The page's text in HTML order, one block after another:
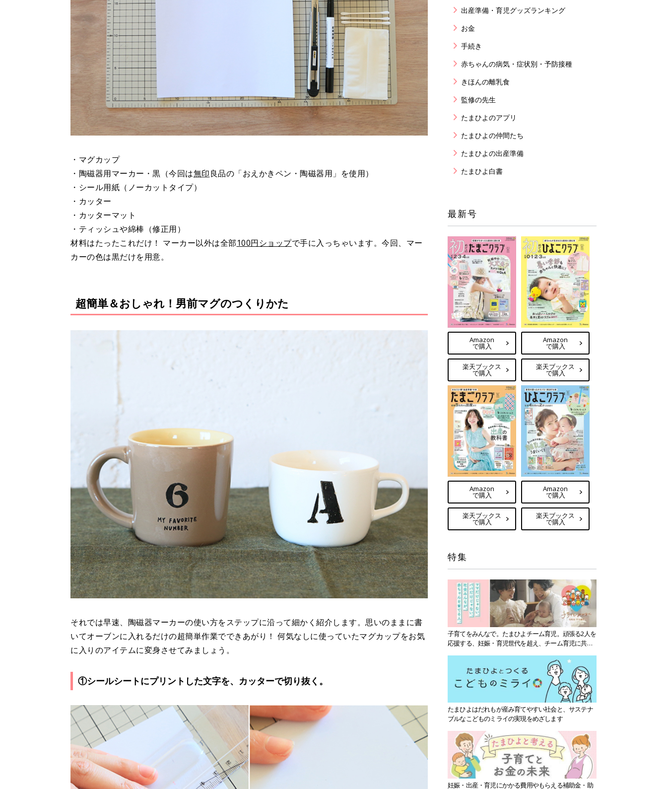
・マグカップ
・陶磁器用マーカー・黒（今回は無印良品の「おえかきペン・陶磁器用」を使用）
・シール用紙（ノーカットタイプ）
・カッター
・カッターマット
・ティッシュや綿棒（修正用）
材料はたったこれだけ！ マーカー以外は全部100円ショップで手に入っちゃいます。今回、マー
カーの色は黒だけを用意。
超簡単＆おしゃれ！男前マグのつくりかた
それでは早速、陶磁器マーカーの使い方をステップに沿って細かく紹介します。思いのままに書
いてオーブンに入れるだけの超簡単作業でできあがり！ 何気なしに使っていたマグカップをお気
に入りのアイテムに変身させてみましょう。
①シールシートにプリントした文字を、カッターで切り抜く。
出産準備・育児グッズランキング
お金
手続き
赤ちゃんの病気・症状別・予防接種
きほんの離乳食
監修の先生
たまひよのアプリ
たまひよの仲間たち
たまひよの出産準備
たまひよ白書
最新号
Amazon
で購入
楽天ブックス
で購入
Amazon
で購入
楽天ブックス
で購入
Amazon
で購入
楽天ブックス
で購入
Amazon
で購入
楽天ブックス
で購入
特集
子育てをみんなで。たまひよチーム育児。頑張る2人を
応援する、妊娠・育児世代を超え、チーム育児に共感
たまひよはだれもが産み育てやすい社会と、サステナ
ブルなこどものミライの実現をめざします
妊娠・出産・育児にかかる費用やもらえる補助金・助